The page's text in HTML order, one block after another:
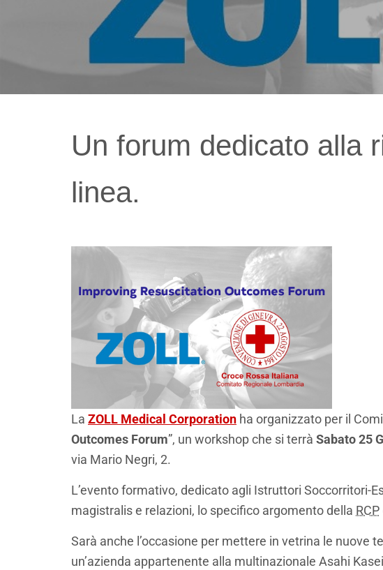
Un forum dedicato alla
linea.
La ZOLL Medical Corporation ha organizzato per il
Outcomes Forum”, un workshop che si terrà Sabato 25
via Mario Negri, 2.
L’evento formativo, dedicato agli Istruttori Soccorritori-
magistralis e relazioni, lo specifico argomento della RCP
Sarà anche l’occasione per mettere in vetrina le nuove
un’azienda appartenente alla multinazionale Asahi